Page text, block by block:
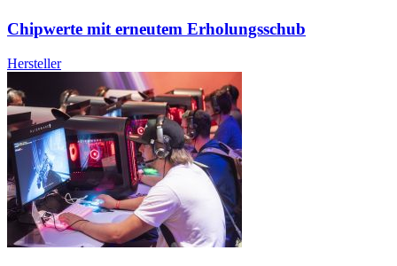
Chipwerte mit erneutem Erholungsschub
Hersteller